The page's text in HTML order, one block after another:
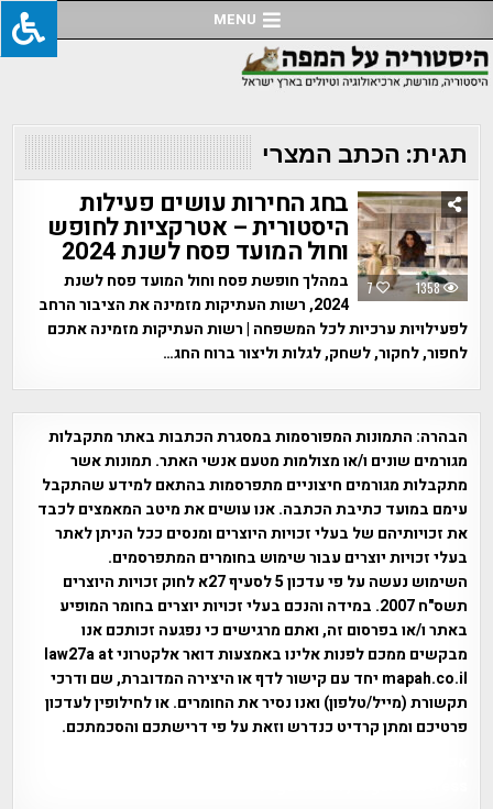
to
content
MENU
תגית: הכתב המצרי
7 1358
בחג החירות עושים פעילות
היסטורית – אטרקציות לחופש
וחול המועד פסח לשנת 2024
במהלך חופשת פסח וחול המועד פסח לשנת
2024, רשות העתיקות מזמינה את הציבור הרחב
לפעילויות ערכיות לכל המשפחה | רשות העתיקות מזמינה אתכם
לחפור, לחקור, לשחק, לגלות וליצור ברוח החג…
הבהרה: התמונות המפורסמות במסגרת הכתבות באתר מתקבלות
מגורמים שונים ו/או מצולמות מטעם אנשי האתר. תמונות אשר
מתקבלות מגורמים חיצוניים מתפרסמות בהתאם למידע שהתקבל
עימם במועד כתיבת הכתבה. אנו עושים את מיטב המאמצים לכבד
את זכויותיהם של בעלי זכויות היוצרים ומנסים ככל הניתן לאתר
בעלי זכויות יוצרים עבור שימוש בחומרים המתפרסמים.
השימוש נעשה על פי עדכון 5 לסעיף 27א לחוק זכויות היוצרים
תשס"ח 2007. במידה והנכם בעלי זכויות יוצרים בחומר המופיע
באתר ו/או בפרסום זה, ואתם מרגישים כי נפגעה זכותכם אנו
מבקשים ממכם לפנות אלינו באמצעות דואר אלקטרוני law27a at
mapah.co.il יחד עם קישור לדף או היצירה המדוברת, שם ודרכי
תקשורת (מייל/טלפון) ואנו נסיר את החומרים. או לחילופין לעדכון
פרטיכם ומתן קרדיט כנדרש וזאת על פי דרישתכם והסכמתכם.